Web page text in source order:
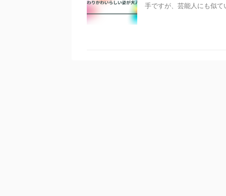
手ですが、芸能人にも似